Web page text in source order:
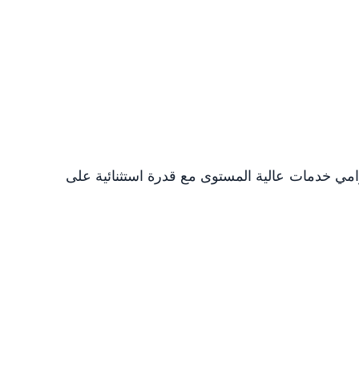
خدمات عالية المستوى مع قدرة استثنائية على